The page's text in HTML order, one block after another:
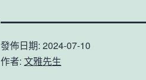
發佈日期: 2024-07-10
作者: 文雅先生